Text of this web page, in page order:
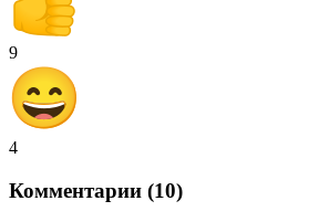
9
4
Комментарии (10)